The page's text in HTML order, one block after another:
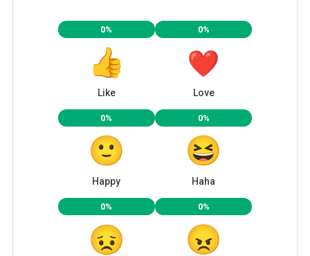
0%
Like
0%
Love
0%
Happy
0%
Haha
0% 0%